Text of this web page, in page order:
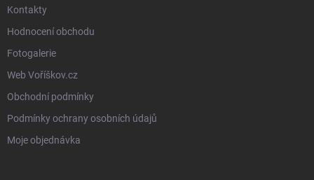
Kontakty
Hodnocení obchodu
Fotogalerie
Web Voříškov.cz
Obchodní podmínky
Podmínky ochrany osobních údajů
Moje objednávka